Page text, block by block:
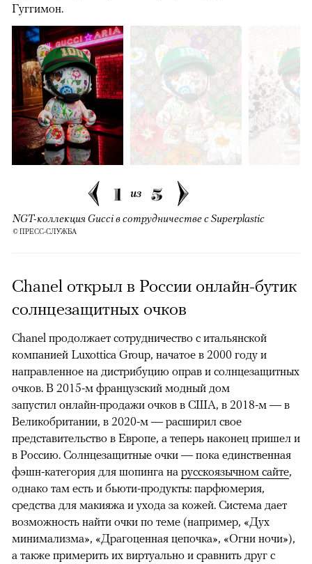
Гуггимон.
1 из 5
NGT-коллекция Gucci в сотрудничестве с Superplastic
© ПРЕСС-СЛУЖБА
Chanel открыл в России онлайн-бутик
солнцезащитных очков
Chanel продолжает сотрудничество с итальянской
компанией Luxottica Group, начатое в 2000 году и
направленное на дистрибуцию оправ и солнцезащитных
очков. В 2015-м французский модный дом
запустил онлайн-продажи очков в США, в 2018-м — в
Великобритании, в 2020-м — расширил свое
представительство в Европе, а теперь наконец пришел и
в Россию. Солнцезащитные очки — пока единственная
фэшн-категория для шопинга на русскоязычном сайте,
однако там есть и бьюти-продукты: парфюмерия,
средства для макияжа и ухода за кожей. Система дает
возможность найти очки по теме (например, «Дух
минимализма», «Драгоценная цепочка», «Огни ночи»),
а также примерить их виртуально и сравнить друг с